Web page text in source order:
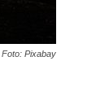
Pixabay